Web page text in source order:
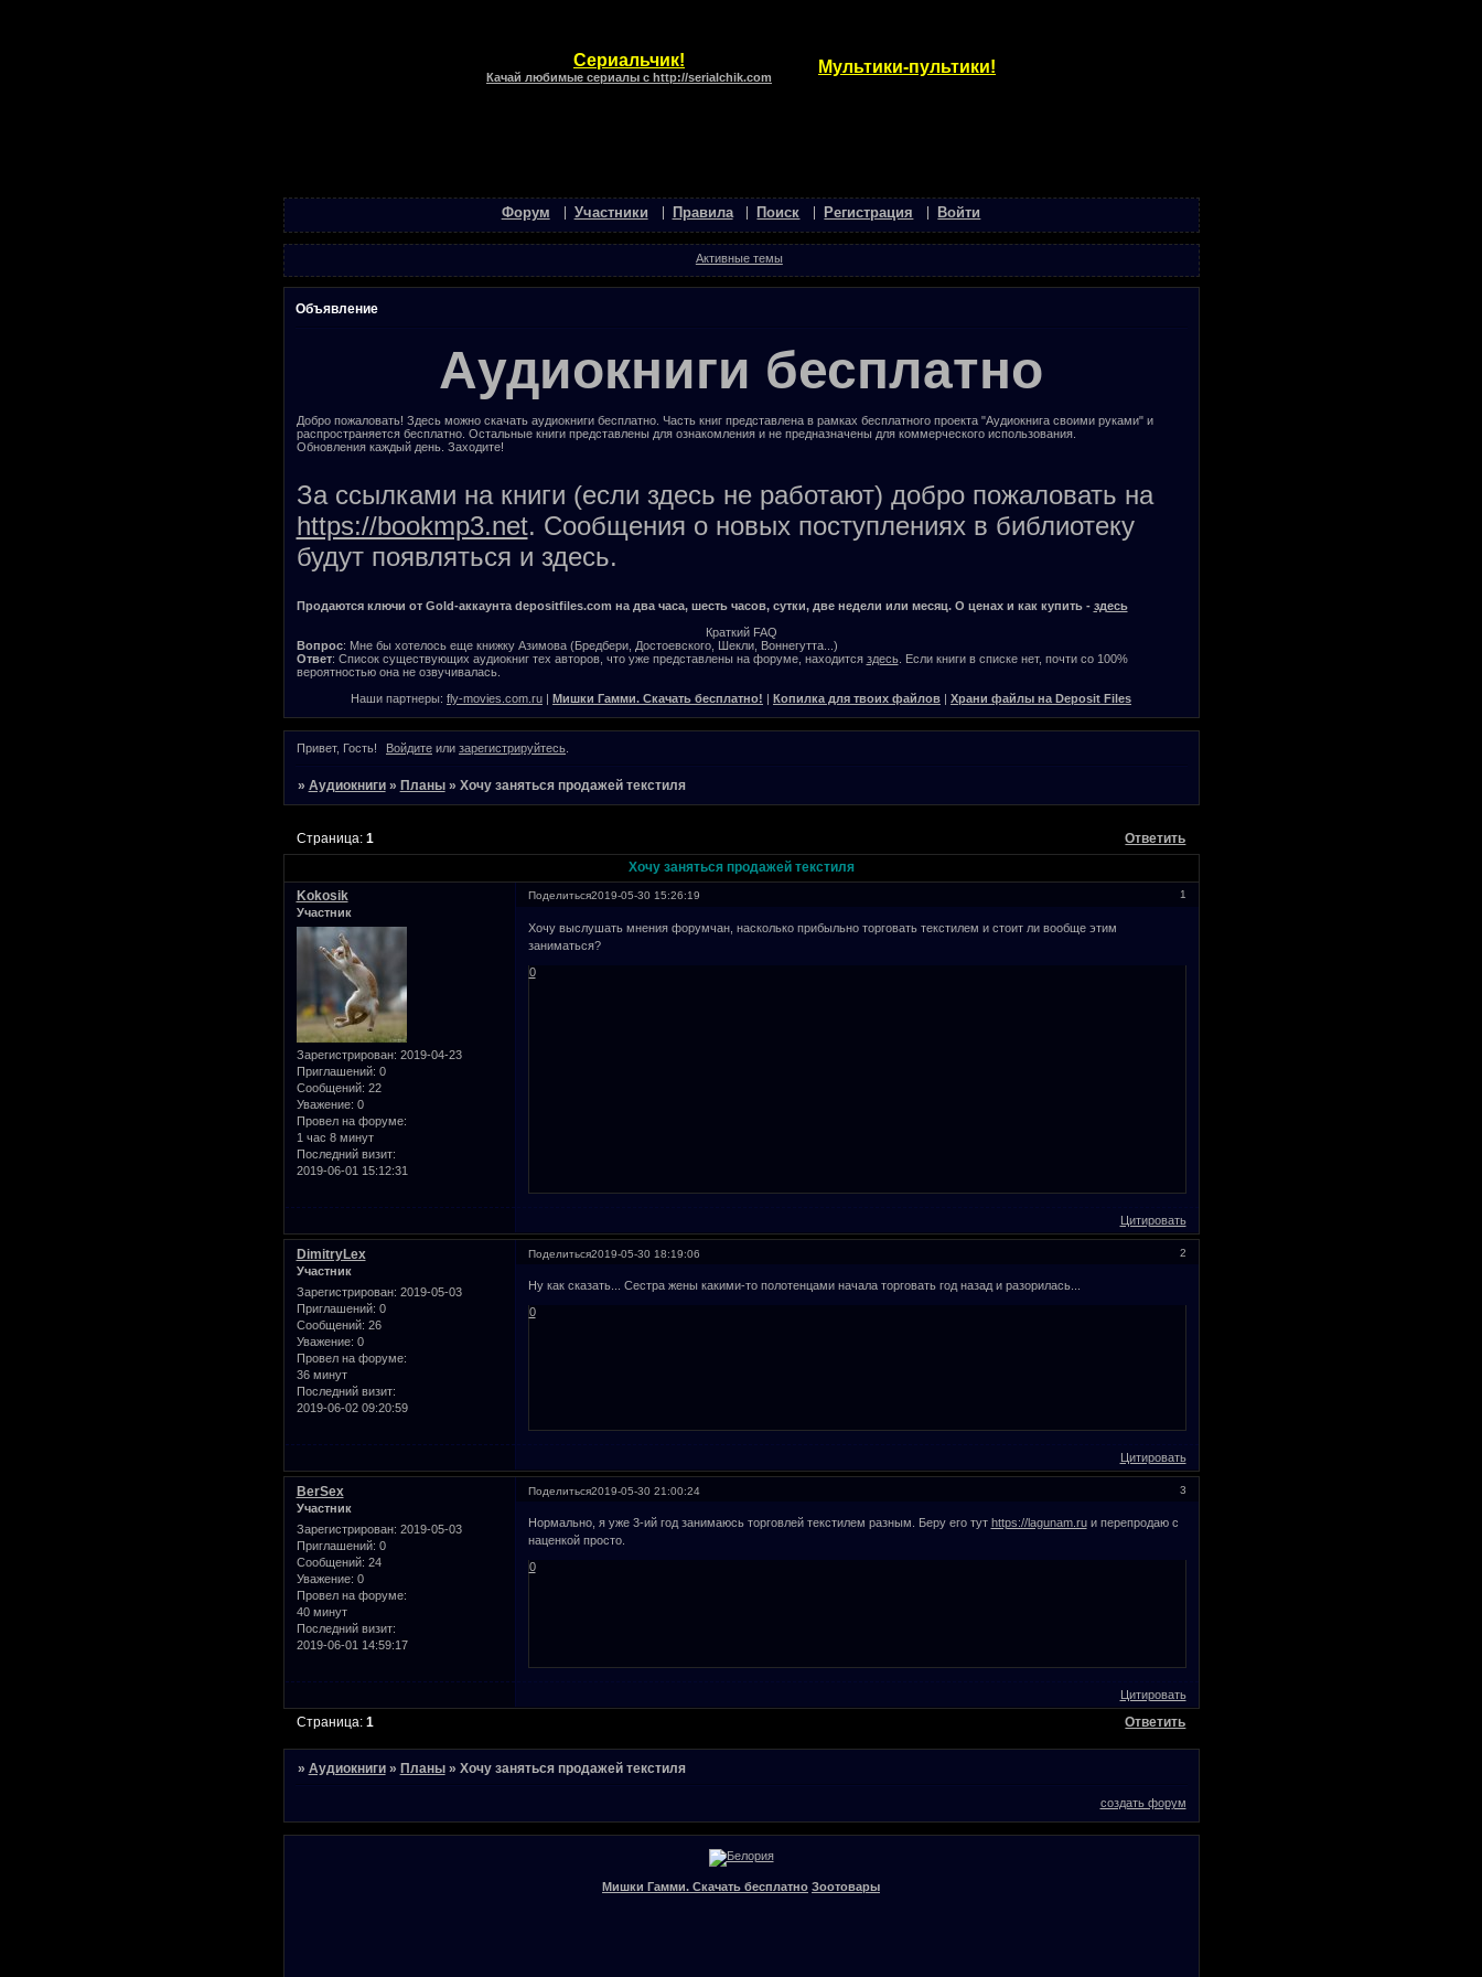
Сериальчик!
Качай любимые сериалы с http://serialchik.com
Мультики-пультики!
Форум Участники Правила Поиск Регистрация Войти
Активные темы
Объявление
Аудиокниги бесплатно
Добро пожаловать! Здесь можно скачать аудиокниги бесплатно. Часть книг представлена в рамках бесплатного проекта "Аудиокнига своими руками" и
распространяется бесплатно. Остальные книги представлены для ознакомления и не предназначены для коммерческого использования.
Обновления каждый день. Заходите!
За ссылками на книги (если здесь не работают) добро пожаловать на
https://bookmp3.net. Сообщения о новых поступлениях в библиотеку
будут появляться и здесь.
Продаются ключи от Gold-аккаунта depositfiles.com на два часа, шесть часов, сутки, две недели или месяц. О ценах и как купить - здесь
Краткий FAQ
Вопрос: Мне бы хотелось еще книжку Азимова (Бредбери, Достоевского, Шекли, Воннегутта...)
Ответ: Список существующих аудиокниг тех авторов, что уже представлены на форуме, находится здесь. Если книги в списке нет, почти со 100%
вероятностью она не озвучивалась.
Наши партнеры: fly-movies.com.ru Мишки Гамми. Скачать бесплатно! Копилка для твоих файлов Храни файлы на Deposit Files
Привет, Гость! Войдите или зарегистрируйтесь
» Аудиокниги » Планы » Хочу заняться продажей текстиля
Хочу заняться продажей текстиля
Страница: 1 Ответить
Поделиться 1
2019-05-30 15:26:19
Kokosik
Участник
Зарегистрирован: 2019-04-23
Приглашений: 0
Сообщений: 22
Уважение: 0
Провел на форуме:
1 час 8 минут
Последний визит:
2019-06-01 15:12:31
Хочу выслушать мнения форумчан, насколько прибыльно торговать текстилем и стоит ли вообще этим
заниматься?
0
Цитировать
Поделиться 2
2019-05-30 18:19:06
DimitryLex
Участник
Зарегистрирован: 2019-05-03
Приглашений: 0
Сообщений: 26
Уважение: 0
Провел на форуме:
36 минут
Последний визит:
2019-06-02 09:20:59
Ну как сказать... Сестра жены какими-то полотенцами начала торговать год назад и разорилась...
0
Цитировать
Поделиться 3
2019-05-30 21:00:24
BerSex
Участник
Зарегистрирован: 2019-05-03
Приглашений: 0
Сообщений: 24
Уважение: 0
Провел на форуме:
40 минут
Последний визит:
2019-06-01 14:59:17
Нормально, я уже 3-ий год занимаюсь торговлей текстилем разным. Беру его тут https://lagunam.ruи перепродаю с
наценкой просто.
0
Цитировать
Ответить
Страница: 1
» Аудиокниги » Планы » Хочу заняться продажей текстиля
создать форум
Мишки Гамми. Скачать бесплатно Зоотовары